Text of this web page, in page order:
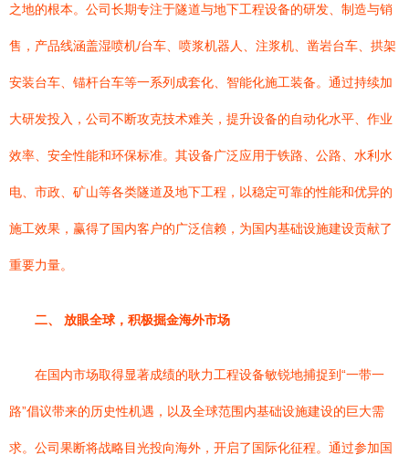
之地的根本。公司长期专注于隧道与地下工程设备的研发、制造与销
售，产品线涵盖湿喷机/台车、喷浆机器人、注浆机、凿岩台车、拱架
安装台车、锚杆台车等一系列成套化、智能化施工装备。通过持续加
大研发投入，公司不断攻克技术难关，提升设备的自动化水平、作业
效率、安全性能和环保标准。其设备广泛应用于铁路、公路、水利水
电、市政、矿山等各类隧道及地下工程，以稳定可靠的性能和优异的
施工效果，赢得了国内客户的广泛信赖，为国内基础设施建设贡献了
重要力量。
二、 放眼全球，积极掘金海外市场
在国内市场取得显著成绩的耿力工程设备敏锐地捕捉到“一带一
路”倡议带来的历史性机遇，以及全球范围内基础设施建设的巨大需
求。公司果断将战略目光投向海外，开启了国际化征程。通过参加国